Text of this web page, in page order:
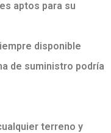
aptos para su
disponible
de suministro podría
terreno y